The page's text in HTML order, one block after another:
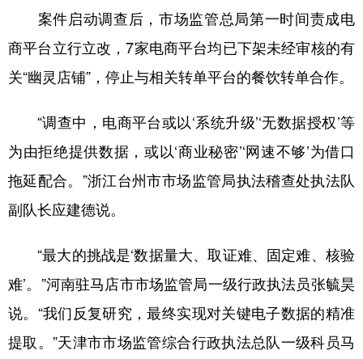
案件启动调查后，市场监管总局第一时间责成电
商平台立行立改，7家电商平台均已下架未经审核的有
关“幽灵店铺”，停止与相关转单平台的餐饮转单合作。
“调查中，电商平台或以‘系统升级’‘无数据授权’等
为由拒绝提供数据，或以‘商业秘密’‘网速不够’为借口
拖延配合。”浙江台州市市场监管局执法稽查处执法队
副队长应建德说。
“最大的挑战是‘数据量大、取证难、固定难、核验
难’。”河南驻马店市市场监管局一级行政执法员张毓昊
说。“我们反复研究，最终实现对关键电子数据的精准
提取。”天津市市场监管综合行政执法总队一级科员马